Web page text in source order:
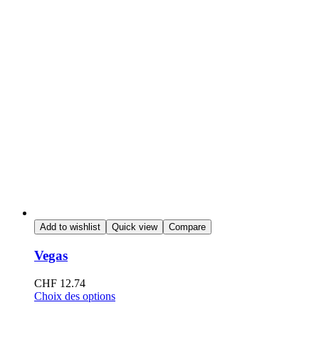
Add to wishlist Quick view Compare
Vegas
CHF 12.74
Choix des options